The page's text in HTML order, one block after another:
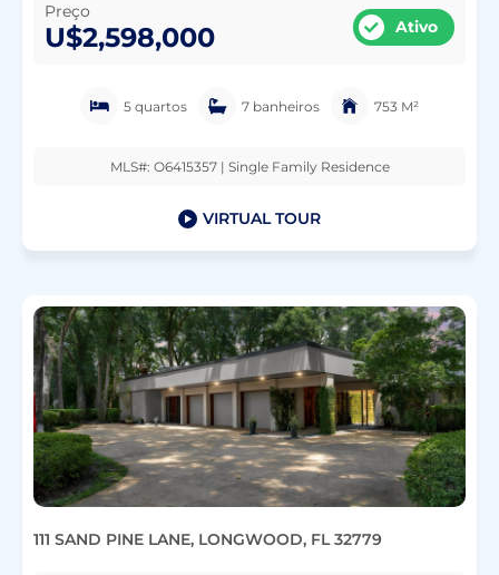
Preço
U$2,598,000 Ativo
5 quartos 7 banheiros 753 M²
MLS#: O6415357 | Single Family Residence
VIRTUAL TOUR
111 SAND PINE LANE, LONGWOOD, FL 32779